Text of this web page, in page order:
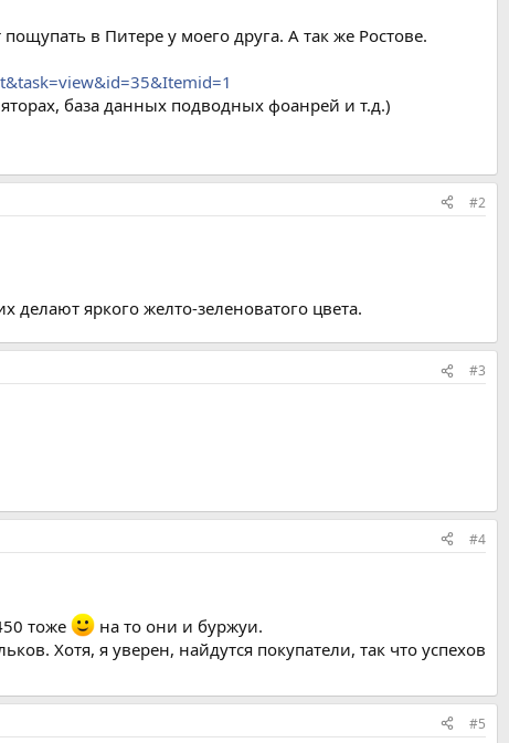
в Питере у моего друга. А так же Ростове.
база данных подводных фоанрей и т.д.)
#2
яркого желто-зеленоватого цвета.
#3
#4
тоже
на то они и буржуи.
Хотя, я уверен, найдутся покупатели, так что успехов
#5